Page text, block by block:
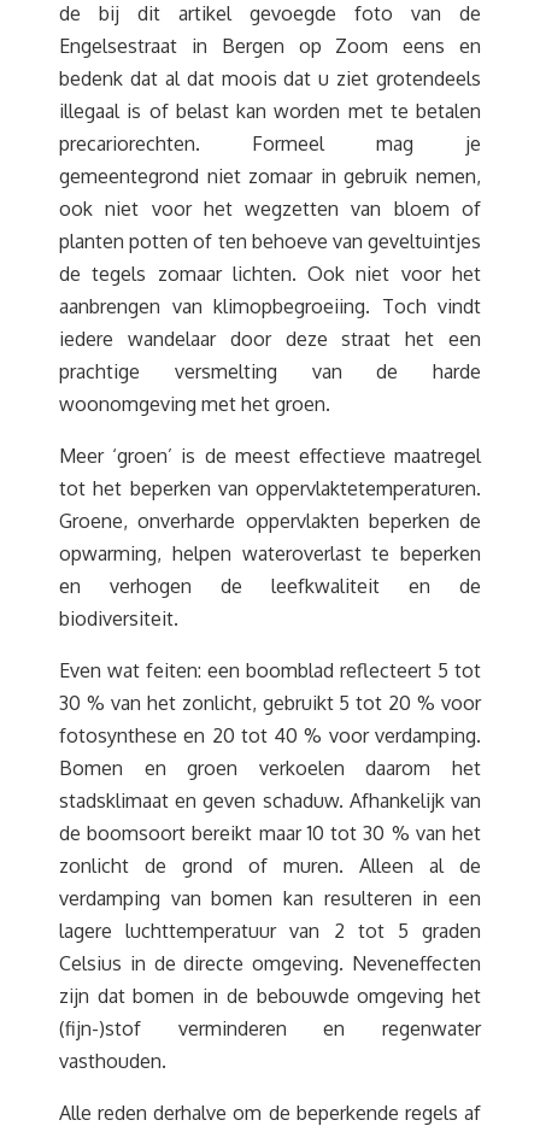
de bij dit artikel gevoegde foto van de
Engelsestraat in Bergen op Zoom eens en
bedenk dat al dat moois dat u ziet grotendeels
illegaal is of belast kan worden met te betalen
precariorechten. Formeel mag je
gemeentegrond niet zomaar in gebruik nemen,
ook niet voor het wegzetten van bloem of
planten potten of ten behoeve van geveltuintjes
de tegels zomaar lichten. Ook niet voor het
aanbrengen van klimopbegroeiing. Toch vindt
iedere wandelaar door deze straat het een
prachtige versmelting van de harde
woonomgeving met het groen.
Meer ‘groen’ is de meest effectieve maatregel
tot het beperken van oppervlaktetemperaturen.
Groene, onverharde oppervlakten beperken de
opwarming, helpen wateroverlast te beperken
en verhogen de leefkwaliteit en de
biodiversiteit.
Even wat feiten: een boomblad reflecteert 5 tot
30 % van het zonlicht, gebruikt 5 tot 20 % voor
fotosynthese en 20 tot 40 % voor verdamping.
Bomen en groen verkoelen daarom het
stadsklimaat en geven schaduw. Afhankelijk van
de boomsoort bereikt maar 10 tot 30 % van het
zonlicht de grond of muren. Alleen al de
verdamping van bomen kan resulteren in een
lagere luchttemperatuur van 2 tot 5 graden
Celsius in de directe omgeving. Neveneffecten
zijn dat bomen in de bebouwde omgeving het
(fijn-)stof verminderen en regenwater
vasthouden.
Alle reden derhalve om de beperkende regels af